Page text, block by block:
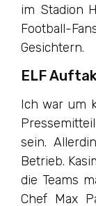
im Stadion
Football-
Gesichtern.
ELF
Ich war um
sein.
Betrieb.
die Teams
Chef Max